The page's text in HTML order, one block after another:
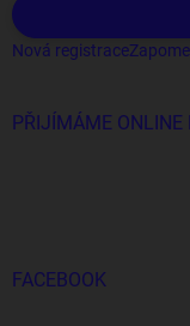
Nová registrace
PŘIJÍMÁME ONLINE
FACEBOOK